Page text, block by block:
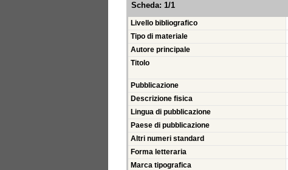
Scheda: 1/1
Livello bibliografico
Tipo di materiale
Autore principale
Titolo
Pubblicazione
Descrizione fisica
Lingua di pubblicazione
Paese di pubblicazione
Altri numeri standard
Forma letteraria
Marca tipografica